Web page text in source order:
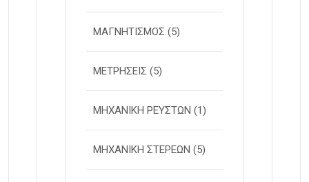
ΜΑΓΝΗΤΙΣΜΟΣ (5)
ΜΕΤΡΗΣΕΙΣ (5)
ΜΗΧΑΝΙΚΗ ΡΕΥΣΤΩΝ (1)
ΜΗΧΑΝΙΚΗ ΣΤΕΡΕΩΝ (5)